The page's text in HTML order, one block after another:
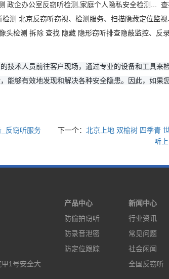
政企办公室反窃听检测 ,家庭个人隐私安全检测...
测 北京反窃听窃视、检测服务、扫描隐藏定位监
头检测 拆除 查找 隐藏 隐形窃听排查隐蔽监控、反
术人员前往客户现场，通过专业的设备和工具
够有效地发现和解决各种安全隐患。因此，如
反窃听服务
下一个： 北京上地 双榆树 四季青
听
1号安全大
产品中心
防偷拍窃听
防录音泄密
防定位跟踪
新闻中心
行业资讯
常见问题
社会闲闻
全国反窃听